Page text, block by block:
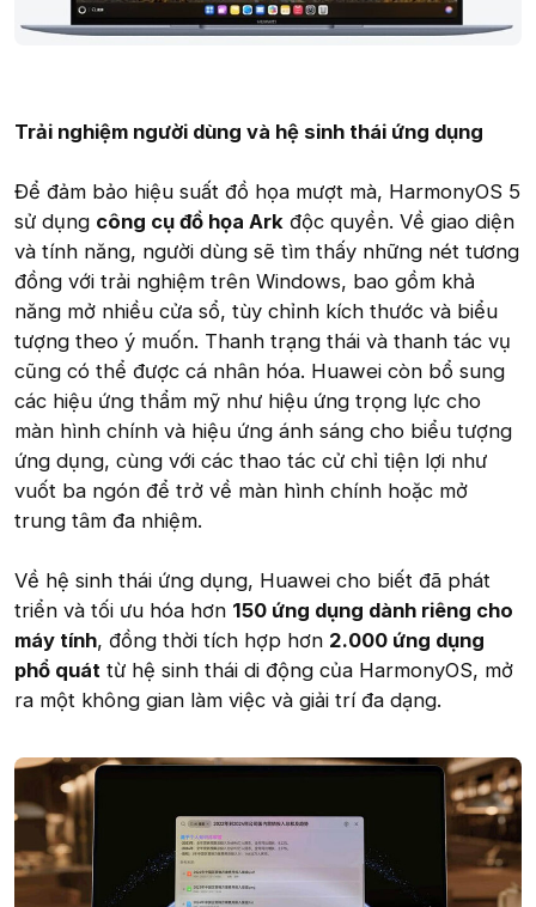
Trải nghiệm người dùng và hệ sinh thái ứng dụng
Để đảm bảo hiệu suất đồ họa mượt mà, HarmonyOS 5
sử dụng công cụ đồ họa Ark độc quyền. Về giao diện
và tính năng, người dùng sẽ tìm thấy những nét tương
đồng với trải nghiệm trên Windows, bao gồm khả
năng mở nhiều cửa sổ, tùy chỉnh kích thước và biểu
tượng theo ý muốn. Thanh trạng thái và thanh tác vụ
cũng có thể được cá nhân hóa. Huawei còn bổ sung
các hiệu ứng thẩm mỹ như hiệu ứng trọng lực cho
màn hình chính và hiệu ứng ánh sáng cho biểu tượng
ứng dụng, cùng với các thao tác cử chỉ tiện lợi như
vuốt ba ngón để trở về màn hình chính hoặc mở
trung tâm đa nhiệm.
Về hệ sinh thái ứng dụng, Huawei cho biết đã phát
triển và tối ưu hóa hơn 150 ứng dụng dành riêng cho
máy tính, đồng thời tích hợp hơn 2.000 ứng dụng
phổ quát từ hệ sinh thái di động của HarmonyOS, mở
ra một không gian làm việc và giải trí đa dạng.